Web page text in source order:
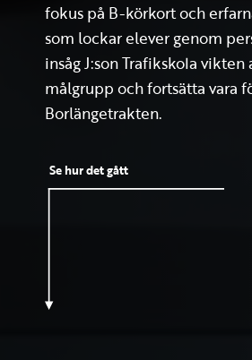
fokus på B-körkort och
som lockar elever genom
insåg J:son Trafikskola
målgrupp och fortsätta vara
Borlängetrakten.
Se hur det gått